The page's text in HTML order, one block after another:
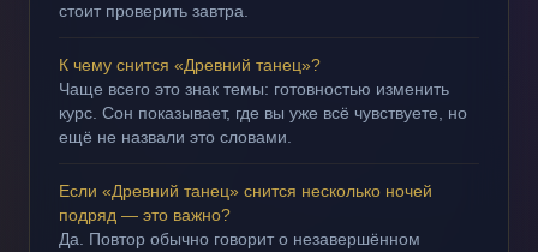
стоит проверить завтра.
К чему снится «Древний танец»?
Чаще всего это знак темы: готовностью изменить
курс. Сон показывает, где вы уже всё чувствуете, но
ещё не назвали это словами.
Если «Древний танец» снится несколько ночей
подряд — это важно?
Да. Повтор обычно говорит о незавершённом